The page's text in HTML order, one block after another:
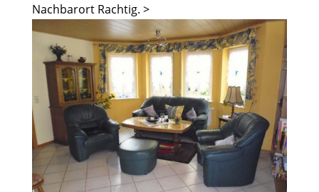
Nachbarort Rachtig. >